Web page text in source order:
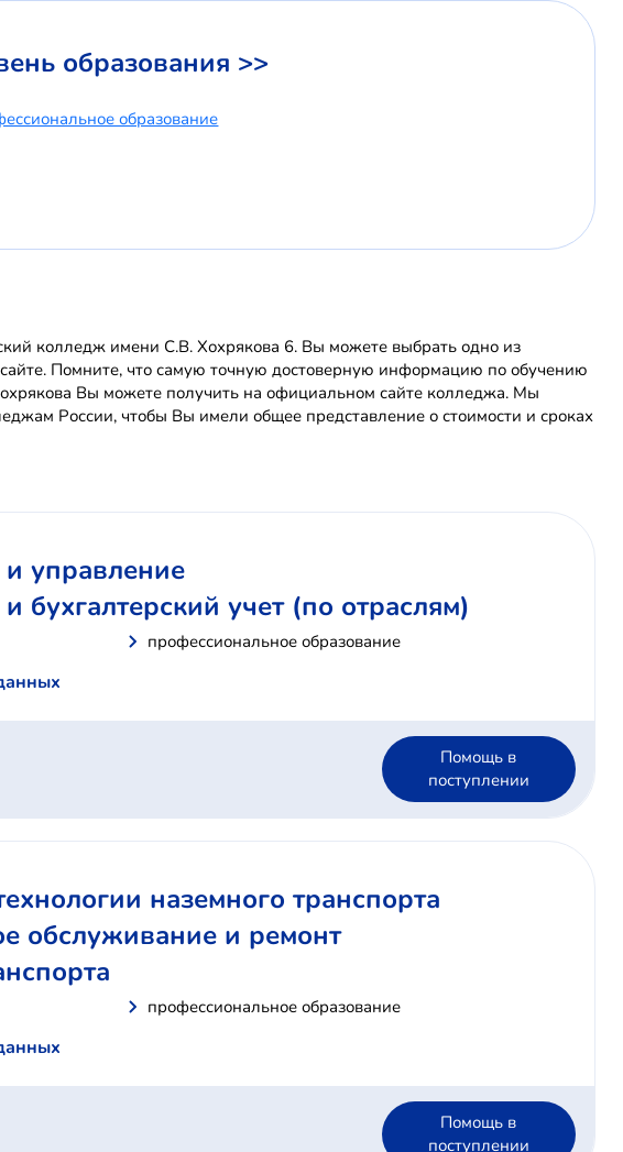
образования >>
образование
колледж имени С.В. Хохрякова 6. Вы можете выбрать одно из
Помните, что самую точную достоверную информацию по обучению
Вы можете получить на официальном сайте колледжа. Мы
России, чтобы Вы имели общее представление о стоимости и сроках
управление
бухгалтерский учет (по отраслям)
профессиональное образование
Помощь в
поступлении
наземного транспорта
обслуживание и ремонт
профессиональное образование
Помощь в
поступлении